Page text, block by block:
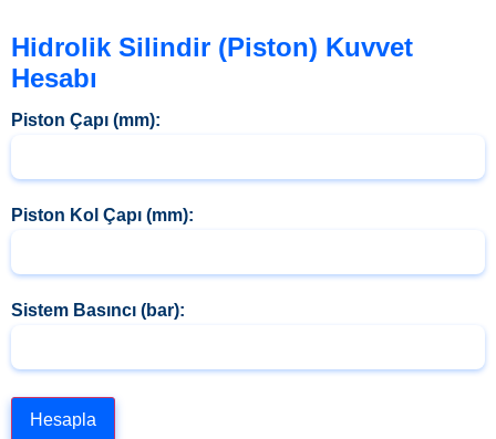
Hidrolik Silindir (Piston) Kuvvet
Hesabı
Piston Çapı (mm):
Piston Kol Çapı (mm):
Sistem Basıncı (bar):
Hesapla